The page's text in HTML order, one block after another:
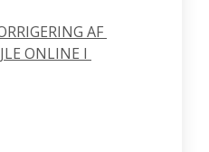
AF
ONLINE I